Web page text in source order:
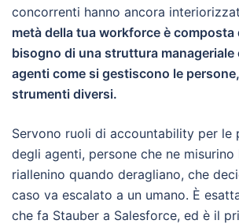
concorrenti hanno ancora
metà della tua workforce è composta
bisogno di una struttura manageriale
agenti come si gestiscono le
strumenti diversi.
Servono ruoli di accountability per le
degli agenti, persone che ne misurino
riallenino quando deragliano, che
caso va escalato a un umano. È
che fa Stauber a Salesforce, ed è il